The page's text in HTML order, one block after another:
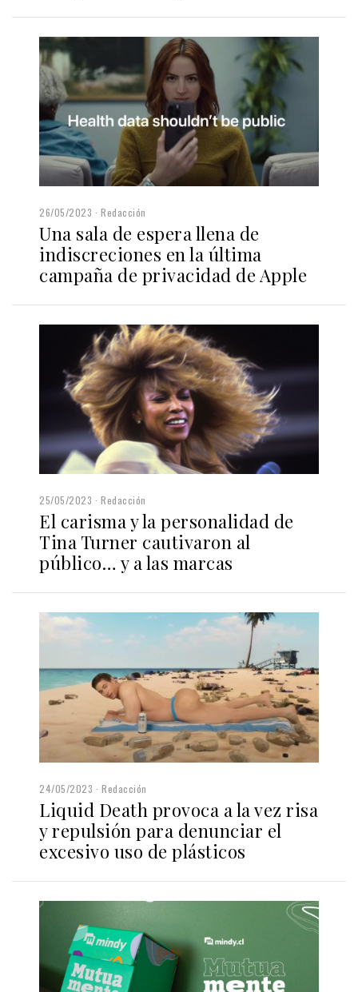
26/05/2023 Redacción
Una sala de espera llena de
indiscreciones en la última
campaña de privacidad de Apple
25/05/2023 Redacción
El carisma y la personalidad de
Tina Turner cautivaron al
público… y a las marcas
24/05/2023 Redacción
Liquid Death provoca a la vez risa
y repulsión para denunciar el
excesivo uso de plásticos